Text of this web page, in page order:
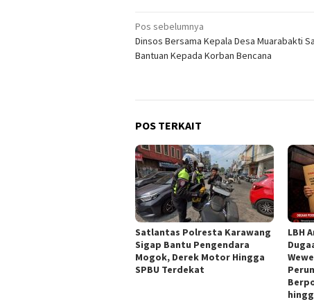
Navigasi
pos
Pos sebelumnya
Dinsos Bersama Kepala Desa Muarabakti
Bantuan Kepada Korban Bencana
POS TERKAIT
Satlantas Polresta Karawang
Sigap Bantu Pengendara
Mogok, Derek Motor Hingga
SPBU Terdekat
LBH